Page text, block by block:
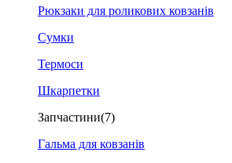
Рюкзаки для роликових ковзанів
Сумки
Термоси
Шкарпетки
Запчастини(7)
Гальма для ковзанів